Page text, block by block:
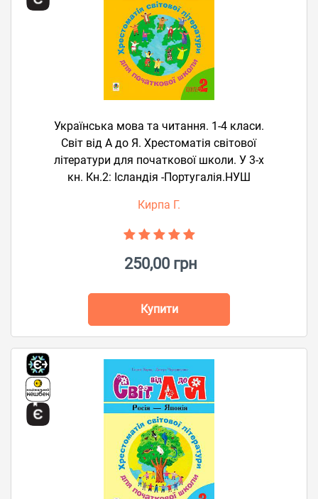
Українська мова та читання. 1-4 класи.
Світ від А до Я. Хрестоматія світової
літератури для початкової школи. У 3-х
кн. Кн.2: Ісландія -Португалія.НУШ
Кирпа Г.
250,00 грн
Купити